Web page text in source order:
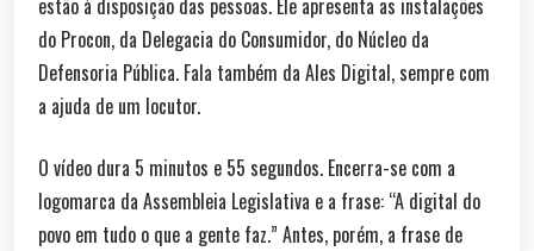
do Procon, da Delegacia do Consumidor, do Núcleo da
Defensoria Pública. Fala também da Ales Digital, sempre com
a ajuda de um locutor.
O vídeo dura 5 minutos e 55 segundos. Encerra-se com a
logomarca da Assembleia Legislativa e a frase: “A digital do
povo em tudo o que a gente faz.” Antes, porém, a frase de